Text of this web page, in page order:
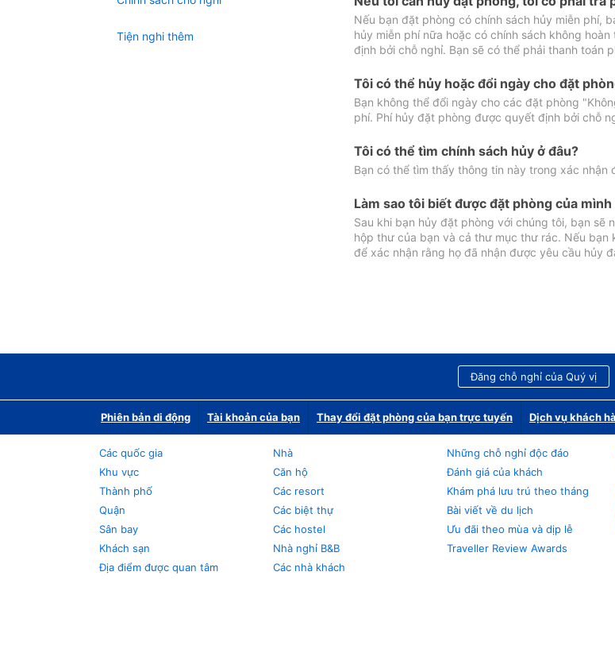
Tiện nghi thêm
Nếu bạn đặt phòng có chính sách hủy miễn phí,
hủy miễn phí nữa hoặc có chính sách không
định bởi chỗ nghỉ. Bạn sẽ có thể phải thanh toán
Tôi có thể hủy hoặc đổi ngày cho đặt
Bạn không thể đổi ngày cho các đặt phòng
phí. Phí hủy đặt phòng được quyết định bởi chỗ
Tôi có thể tìm chính sách hủy ở đâu?
Bạn có thể tìm thấy thông tin này trong xác nhận
Làm sao tôi biết được đặt phòng của
Sau khi bạn hủy đặt phòng với chúng tôi, bạn sẽ
hộp thư của bạn và cả thư mục thư rác. Nếu bạn
để xác nhận rằng họ đã nhận được yêu cầu hủy
Đăng chỗ nghỉ của Quý vị
Phiên bản di động Tài khoản của bạn Thay đổi đặt phòng của bạn trực tuyến Dịch vụ khách
Các quốc gia
Khu vực
Thành phố
Quận
Sân bay
Khách sạn
Địa điểm được quan tâm
Nhà
Căn hộ
Các resort
Các biệt thự
Các hostel
Nhà nghỉ B&B
Các nhà khách
Những chỗ nghỉ độc đáo
Đánh giá của khách
Khám phá lưu trú theo tháng
Bài viết về du lịch
Ưu đãi theo mùa và dịp lễ
Traveller Review Awards